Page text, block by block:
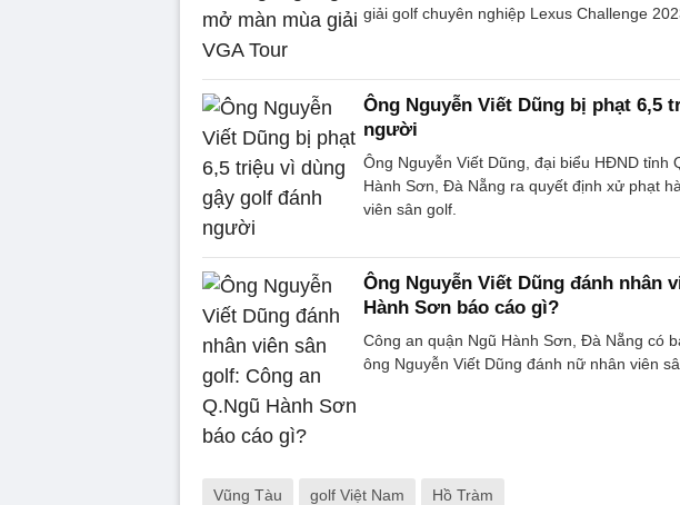
giải golf chuyên nghiệp Lexus Challenge
Ông Nguyễn Viết Dũng bị phạt 6,5
người
Ông Nguyễn Viết Dũng, đại biểu HĐND tỉnh
Hành Sơn, Đà Nẵng ra quyết định xử phạt
viên sân golf.
Ông Nguyễn Viết Dũng đánh nhân
Hành Sơn báo cáo gì?
Công an quận Ngũ Hành Sơn, Đà Nẵng có
ông Nguyễn Viết Dũng đánh nữ nhân viên
Vũng Tàu golf Việt Nam Hồ Tràm